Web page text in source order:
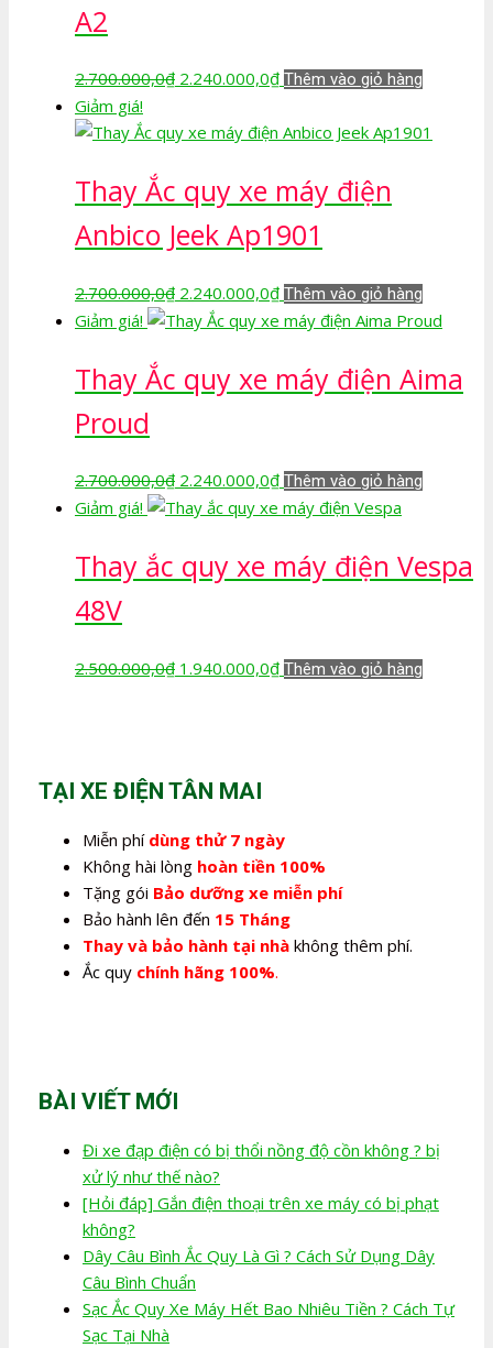
A2
2.700.000,0₫ Giá
là:
2.240.000,0₫Giá
tại
2.240.000,0₫.
Thêm vào giỏ hàng
Giảm giá!
Thay Ắc quy xe máy điện
Anbico Jeek Ap1901
2.700.000,0₫ Giá
gốc
2.700.000,0₫.
2.240.000,0₫Giá
hiện
là:
2.240.000,0₫.
Thêm vào giỏ hàng
Giảm giá!
Thay Ắc quy xe máy điện Aima
Proud
2.700.000,0₫ Giá
gốc
2.700.000,0₫.
2.240.000,0₫Giá
hiện
là:
2.240.000,0₫.
Thêm vào giỏ hàng
Giảm giá!
Thay ắc quy xe máy điện Vespa
48V
2.500.000,0₫ Giá
1.940.000,0₫Giá
Thêm vào giỏ hàng
TẠI XE ĐIỆN TÂN MAI
Miễn phí dùng thử 7 ngày
Không hài lòng hoàn tiền 100%
Tặng gói Bảo dưỡng xe miễn phí
Bảo hành lên đến 15 Tháng
Thay và bảo hành tại nhà không thêm phí.
Ắc quy chính hãng 100%.
BÀI VIẾT MỚI
Đi xe đạp điện có bị thổi nồng độ cồn không ? bị
xử lý như thế nào?
[Hỏi đáp] Gắn điện thoại trên xe máy có bị phạt
không?
Dây Câu Bình Ắc Quy Là Gì ? Cách Sử Dụng Dây
Câu Bình Chuẩn
Sạc Ắc Quy Xe Máy Hết Bao Nhiêu Tiền ? Cách Tự
Sạc Tại Nhà